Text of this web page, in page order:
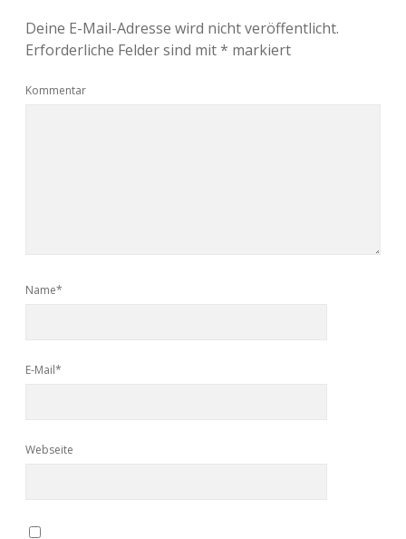
Deine E-Mail-Adresse wird nicht veröffentlicht.
Erforderliche Felder sind mit* markiert
Kommentar
Name*
E-Mail*
Webseite